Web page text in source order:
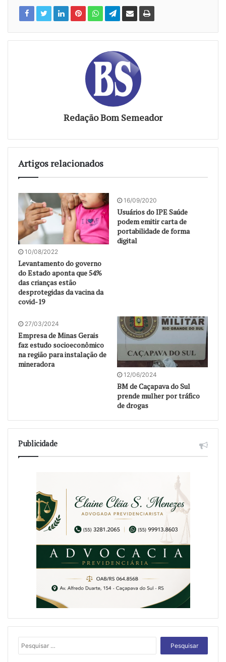
Redação Bom Semeador
Artigos relacionados
10/08/2022
Levantamento do governo
do Estado aponta que 54%
das crianças estão
desprotegidas da vacina da
covid-19
16/09/2020
Usuários do IPE Saúde
podem emitir carta de
portabilidade de forma
digital
27/03/2024
Empresa de Minas Gerais
faz estudo socioeconômico
na região para instalação de
mineradora
12/06/2024
BM de Caçapava do Sul
prende mulher por tráfico
de drogas
Publicidade
Pesquisar
por: